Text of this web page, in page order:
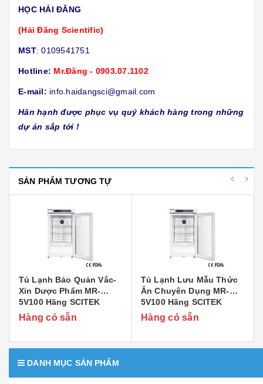
HỌC HẢI ĐĂNG
(Hải Đăng Scientific)
MST: 0109541751
Hotline: Mr.Đăng - 0903.07.1102
E-mail: info.haidangsci@gmail.com
Hân hạnh được phục vụ quý khách hàng trong những
dự án sắp tới !
SẢN PHẨM TƯƠNG TỰ
Tủ Lạnh Bảo Quản Vắc-
Xin Dược Phẩm MR-
5V100 Hãng SCITEK
Hàng có sẵn
Tủ Lạnh Lưu Mẫu Thức
Ăn Chuyên Dụng MR-
5V100 Hãng SCITEK
Hàng có sẵn
DANH MỤC SẢN PHẨM